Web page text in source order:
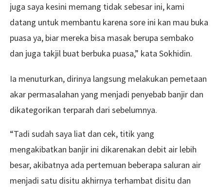
juga saya kesini memang tidak sebesar ini, kami
datang untuk membantu karena sore ini kan mau buka
puasa ya, biar mereka bisa masak berupa sembako
dan juga takjil buat berbuka puasa,” kata Sokhidin.
Ia menuturkan, dirinya langsung melakukan pemetaan
akar permasalahan yang menjadi penyebab banjir dan
dikategorikan terparah dari sebelumnya.
“Tadi sudah saya liat dan cek, titik yang
mengakibatkan banjir ini dikarenakan debit air lebih
besar, akibatnya ada pertemuan beberapa saluran air
menjadi satu disitu akhirnya terhambat disitu dan